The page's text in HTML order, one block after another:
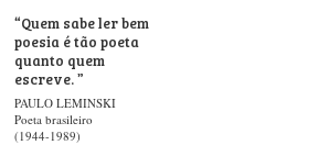
“Quem sabe ler bem
poesia é tão poeta
quanto quem
escreve.”
PAULO LEMINSKI
Poeta brasileiro
(1944-1989)